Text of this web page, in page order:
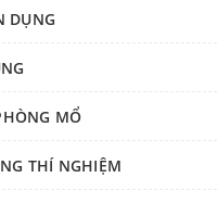
DỤNG
MỔ
THÍ NGHIỆM